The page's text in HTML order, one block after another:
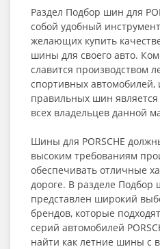
Раздел Подбор шин для
собой удобный
желающих купить
шины для своего авто.
славится производством
спортивных автомобилей,
правильных шин
всех владельцев данной
Шины для PORSCHE
высоким требованиям
обеспечивать отличные
дороге. В разделе Подбор
представлен широкий
брендов, которые
серий автомобилей
найти как летние шины с